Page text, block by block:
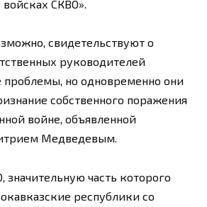
войсках СКВО».
свидетельствуют о
руководителей
проблемы, но одновременно они
собственного поражения
войне, объявленной
Медведевым.
часть которого
республики со